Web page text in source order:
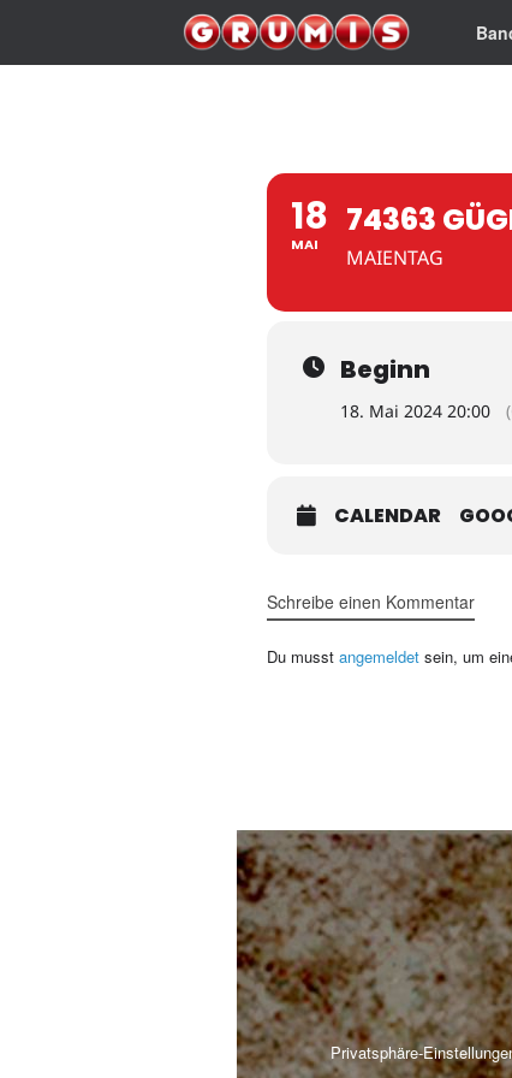
18
MAI
74363
MAIENTAG
Beginn
18. Mai 2024 20:00
CALENDAR
Schreibe einen Kommentar
Du musst angemeldet sein, um
Privatsphäre-